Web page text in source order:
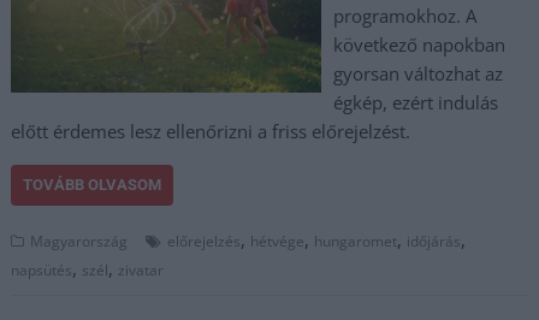
programokhoz. A
következő napokban
gyorsan változhat az
égkép, ezért indulás
előtt érdemes lesz ellenőrizni a friss előrejelzést.
TOVÁBB OLVASOM
Magyarország előrejelzés, hétvége, hungaromet, időjárás,
napsütés, szél, zivatar